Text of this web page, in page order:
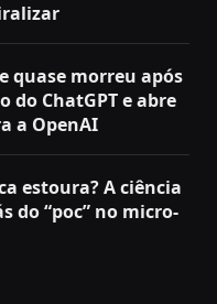
quase morreu após
do ChatGPT e abre
a OpenAI
estoura? A ciência
do “poc” no micro-